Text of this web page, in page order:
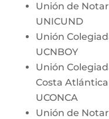
Unión de
UNICUND
Unión
UCNBOY
Unión
Costa Atlántica
UCONCA
Unión de